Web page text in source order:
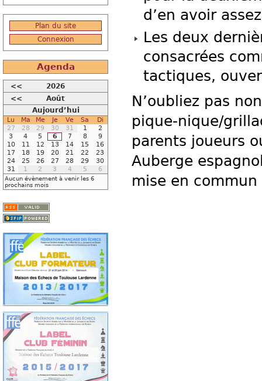
d’en avoir
Les deux
consacrées
tactiques,
N’oubliez pas
pique-nique/
parents joueurs
Auberge
mise en
Plan du site
Connexion
Agenda
<<
2026
<<
Août
Aujourd’hui
Lu Ma Me Je Ve Sa
Di
27
28 29 30 31 1
2
3
4 5 6 7 8
9
10
11 12 13 14 15
16
17
18 19 20 21 22
23
24
25 26 27 28 29
30
31
1 2 3 4 5 6
Aucun évènement à venir les 6
prochains mois